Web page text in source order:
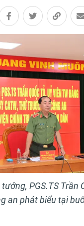
PGS.TS Trần
an phát biểu tại